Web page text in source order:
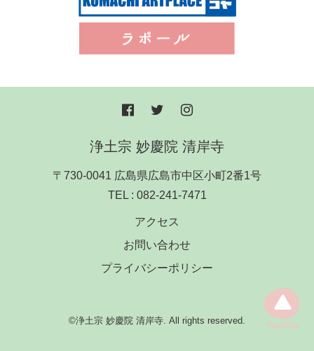
浄土宗 妙慶院 清岸寺
〒730-0041 広島県広島市中区小町2番1号
TEL : 082-241-7471
アクセス
お問い合わせ
プライバシーポリシー
©浄土宗 妙慶院 清岸寺. All rights reserved.